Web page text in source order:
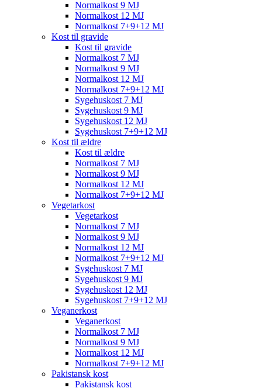
Normalkost 9 MJ
Normalkost 12 MJ
Normalkost 7+9+12 MJ
Kost til gravide
Kost til gravide
Normalkost 7 MJ
Normalkost 9 MJ
Normalkost 12 MJ
Normalkost 7+9+12 MJ
Sygehuskost 7 MJ
Sygehuskost 9 MJ
Sygehuskost 12 MJ
Sygehuskost 7+9+12 MJ
Kost til ældre
Kost til ældre
Normalkost 7 MJ
Normalkost 9 MJ
Normalkost 12 MJ
Normalkost 7+9+12 MJ
Vegetarkost
Vegetarkost
Normalkost 7 MJ
Normalkost 9 MJ
Normalkost 12 MJ
Normalkost 7+9+12 MJ
Sygehuskost 7 MJ
Sygehuskost 9 MJ
Sygehuskost 12 MJ
Sygehuskost 7+9+12 MJ
Veganerkost
Veganerkost
Normalkost 7 MJ
Normalkost 9 MJ
Normalkost 12 MJ
Normalkost 7+9+12 MJ
Pakistansk kost
Pakistansk kost